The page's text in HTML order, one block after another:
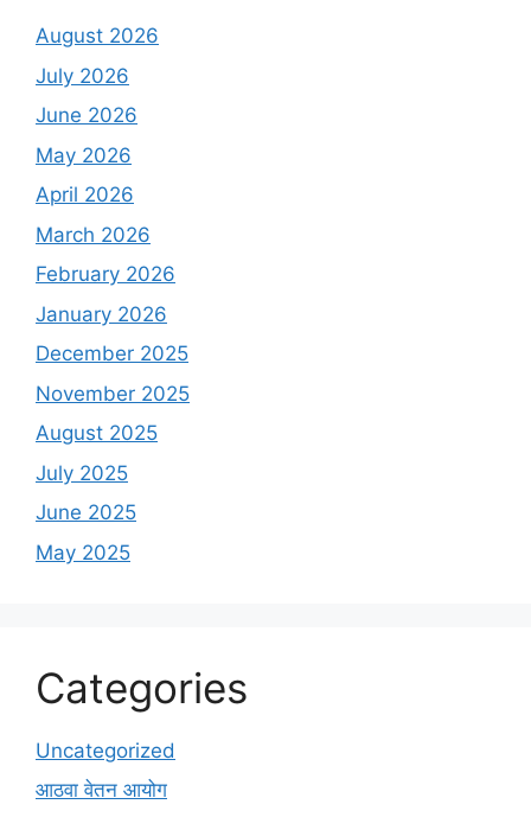
August 2026
July 2026
June 2026
May 2026
April 2026
March 2026
February 2026
January 2026
December 2025
November 2025
August 2025
July 2025
June 2025
May 2025
Categories
Uncategorized
आठवा वेतन आयोग